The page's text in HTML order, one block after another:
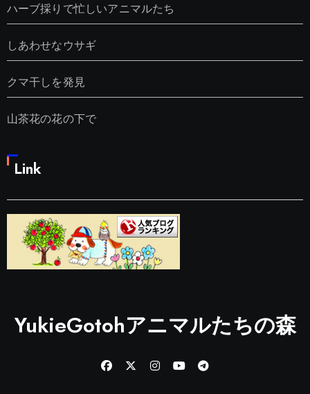
ハーブ採りで忙しいアニマルたち
しあわせなウサギ
クマ干しを発見
山茶花の花の下で
Link
YukieGotohアニマルたちの森